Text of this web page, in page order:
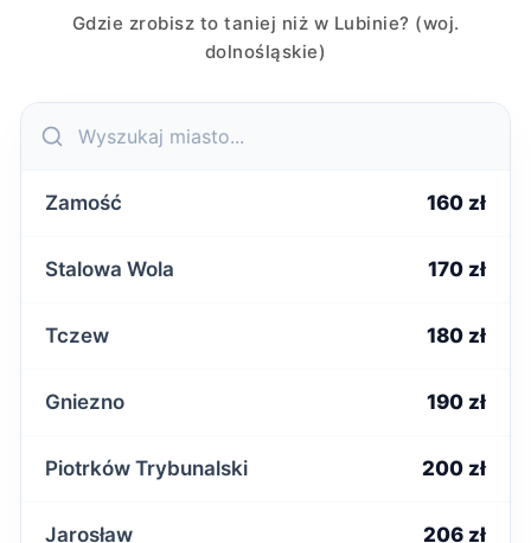
Gdzie zrobisz to taniej niż w Lubinie? (woj.
dolnośląskie)
Zamość 160 zł
Stalowa Wola 170 zł
Tczew 180 zł
Gniezno 190 zł
Piotrków Trybunalski 200 zł
Jarosław 206 zł